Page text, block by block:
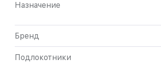
Назначение
Бренд
Подлокотники